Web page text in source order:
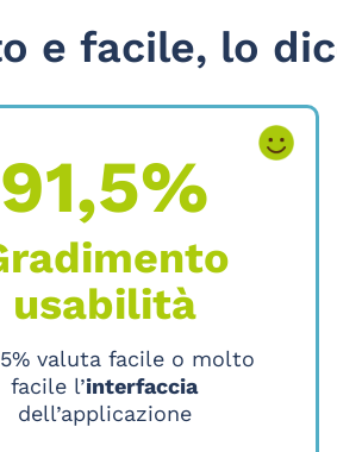
e facile, lo
91,5%
usabilità
valuta facile o molto
facile l’interfaccia
dell’applicazione